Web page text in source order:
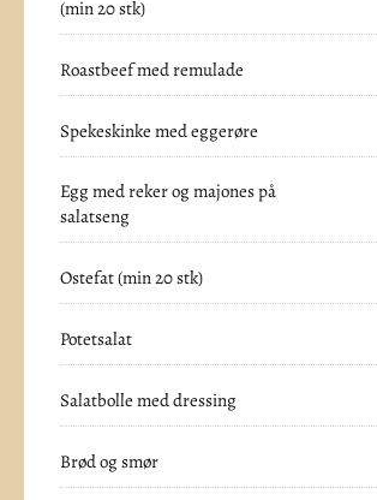
(min 20 stk)
Roastbeef med remulade
Spekeskinke med eggerøre
Egg med reker og majones på
salatseng
Ostefat (min 20 stk)
Potetsalat
Salatbolle med dressing
Brød og smør